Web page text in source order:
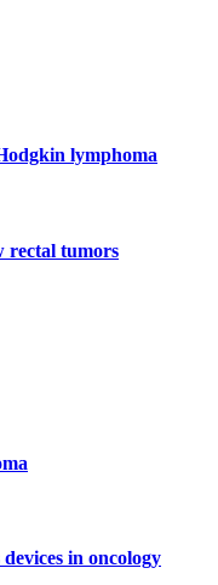
lymphoma
rectal tumors
in oncology